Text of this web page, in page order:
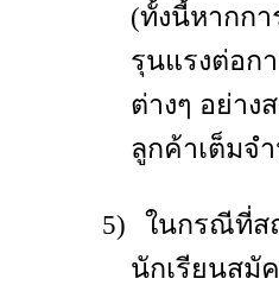
(ทั้งนี้หากก
รุนแรงต่อก
ต่างๆ อย่าง
ลูกค้าเต็มจ
5)
ในกรณีที่ส
นักเรียนสมั